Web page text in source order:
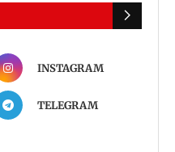
INSTAGRAM
TELEGRAM